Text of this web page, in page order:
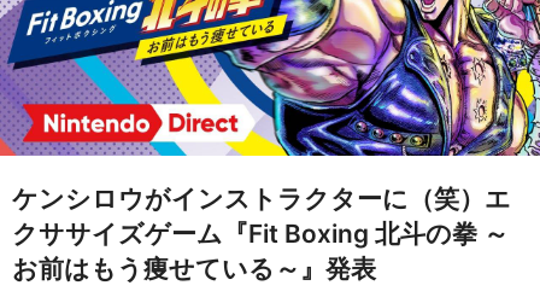
ケンシロウがインストラクターに（笑）エ
クササイズゲーム『Fit Boxing 北斗の拳 ～
お前はもう痩せている～』発表